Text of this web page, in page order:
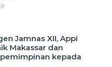
Jamnas XII, Appi
Makassar dan
kepada